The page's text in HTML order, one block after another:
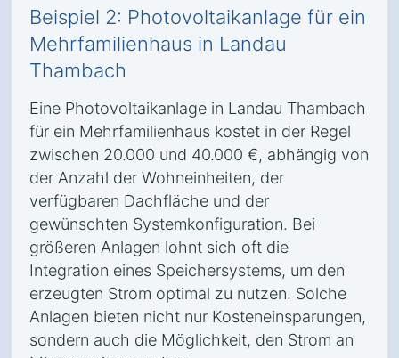
Beispiel 2: Photovoltaikanlage für ein
Mehrfamilienhaus in Landau
Thambach
Eine Photovoltaikanlage in Landau Thambach
für ein Mehrfamilienhaus kostet in der Regel
zwischen 20.000 und 40.000 €, abhängig von
der Anzahl der Wohneinheiten, der
verfügbaren Dachfläche und der
gewünschten Systemkonfiguration. Bei
größeren Anlagen lohnt sich oft die
Integration eines Speichersystems, um den
erzeugten Strom optimal zu nutzen. Solche
Anlagen bieten nicht nur Kosteneinsparungen,
sondern auch die Möglichkeit, den Strom an